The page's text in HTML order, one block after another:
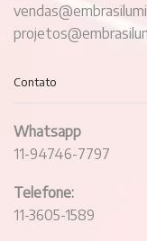
Contato
Whatsapp
11-94746-7797
Telefone:
11-3605-1589